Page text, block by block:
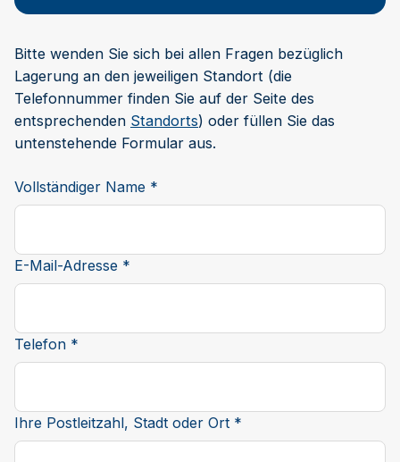
Bitte wenden Sie sich bei allen Fragen bezüglich
Lagerung an den jeweiligen Standort (die
Telefonnummer finden Sie auf der Seite des
entsprechenden Standorts) oder füllen Sie das
untenstehende Formular aus.
Vollständiger Name *
E-Mail-Adresse *
Telefon *
Ihre Postleitzahl, Stadt oder Ort *